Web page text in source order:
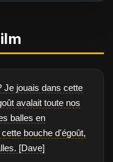
Je jouais dans cette
avalait toute nos
balles en
bouche d'égoût,
[Dave]